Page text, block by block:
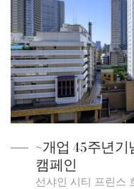
~개업 45주년
캠페인
선샤인 시티 프린스